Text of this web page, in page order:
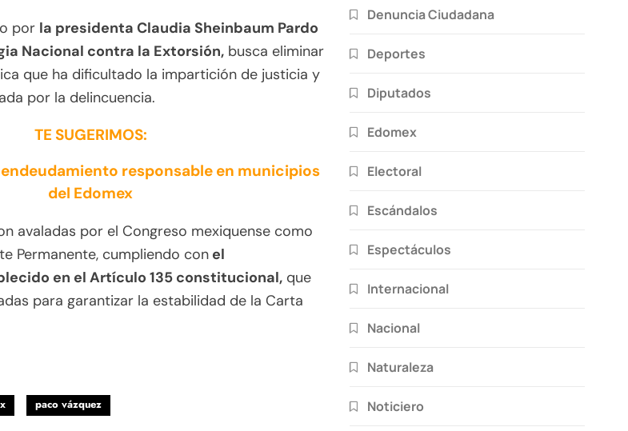
por la presidenta Claudia Sheinbaum Pardo
Nacional contra la Extorsión, busca eliminar
que ha dificultado la impartición de justicia y
por la delincuencia.
TE SUGERIMOS:
responsable en municipios
del Edomex
avaladas por el Congreso mexiquense como
Permanente, cumpliendo con el
en el Artículo 135 constitucional, que
para garantizar la estabilidad de la Carta
paco vázquez
Denuncia Ciudadana
Deportes
Diputados
Edomex
Electoral
Escándalos
Espectáculos
Internacional
Nacional
Naturaleza
Noticiero